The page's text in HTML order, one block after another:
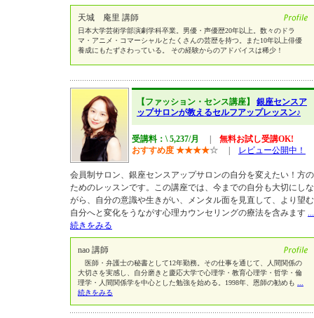
天城 庵里 講師
日本大学芸術学部演劇学科卒業。男優・声優歴20年以上。数々のドラ
マ・アニメ・コマーシャルとたくさんの芸歴を持つ。また10年以上俳優
養成にもたずさわっている。 その経験からのアドバイスは稀少！
【ファッション・センス講座】 銀座センスア
ップサロンが教えるセルフアップレッスン♪
受講料：\ 5,237/月
無料お試し受講OK!
おすすめ度 ★★★★☆ レビュー公開中！
会員制サロン、銀座センスアップサロンの自分を変えたい！方の
ためのレッスンです。この講座では、今までの自分も大切にしな
がら、自分の意識や生きがい、メンタル面を見直して、より望む
自分へと変化をうながす心理カウンセリングの療法を含みます ...
続きをみる
nao 講師
医師・弁護士の秘書として12年勤務。その仕事を通じて、人間関係の
大切さを実感し、自分磨きと慶応大学で心理学・教育心理学・哲学・倫
理学・人間関係学を中心とした勉強を始める。1998年、恩師の勧めも
続きをみる